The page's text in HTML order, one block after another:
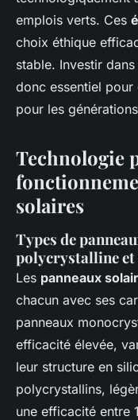
emplois verts. Ces
choix éthique
stable. Investir dans
donc essentiel
pour les
Technologie
solaires
Types de
polycrystalline et
Les panneaux
chacun avec ses
panneaux
efficacité élevée,
leur structure en
polycrystallins,
une efficacité entre